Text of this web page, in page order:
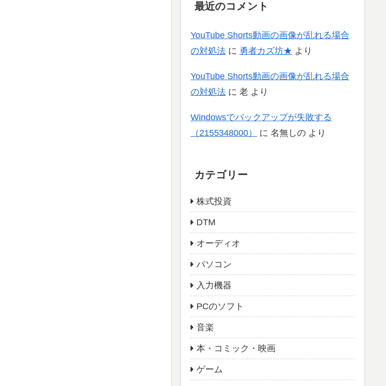
最近のコメント
YouTube Shorts動画の画像が乱れる場合
の対処法 に 勇者カズ坊★ より
YouTube Shorts動画の画像が乱れる場合
の対処法 に 老 より
Windowsでバックアップが失敗する
（2155348000）
に 名無しの より
カテゴリー
株式投資
DTM
オーディオ
パソコン
入力機器
PCのソフト
音楽
本・コミック・映画
ゲーム